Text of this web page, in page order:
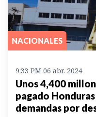
NACIONALES
9:33 PM 06 abr. 2024
Unos 4,400
pagado
demandas por